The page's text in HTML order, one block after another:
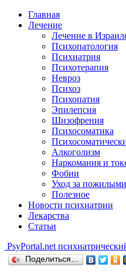
Главная
Лечение
Лечение в
Психопатология
Психиатрия
Психотерапия
Невроз
Психоз
Психопатия
Эпилепсия
Шизофрения
Психосоматика
Алкоголизм
Наркомания и
Фобии
Уход за пожилыми
Полезное
Новости психиатрии
Лекарства
Статьи
PsyPortal.net
Поделиться…